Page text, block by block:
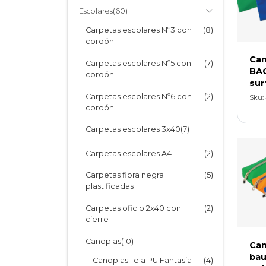
Cartone Fantasía Anillada
Cartone Fantasía Espiralada
Repuestos e Índices (15)
Carpetas con folios PVC
Carpetas con kismet - PVC
tela industrial
(6)
Carpetas base opaca - PVC
Rígido
(8)
Sobres PVC con cierre zipper
Sobres en L (2)
Cucardas Portacredenciales (7)
institucionales
Escolares(60)
Carpetas escolares Nº3 con
cordón
(8)
Carpetas escolares Nº5 con
cordón
(7)
Carpetas escolares Nº6 con
cordón
(2)
Carpetas escolares 3x40(7)
Carpeta Escolares 3x40
c/cierre
(5)
Carpetas escolares A4 (2)
Carpetas fibra negra
plastificadas
(5)
Carpetas oficio 2x40 con
cierre
(2)
Canoplas(10)
Canoplas Tela PU Fantasia
(4)
Sku: